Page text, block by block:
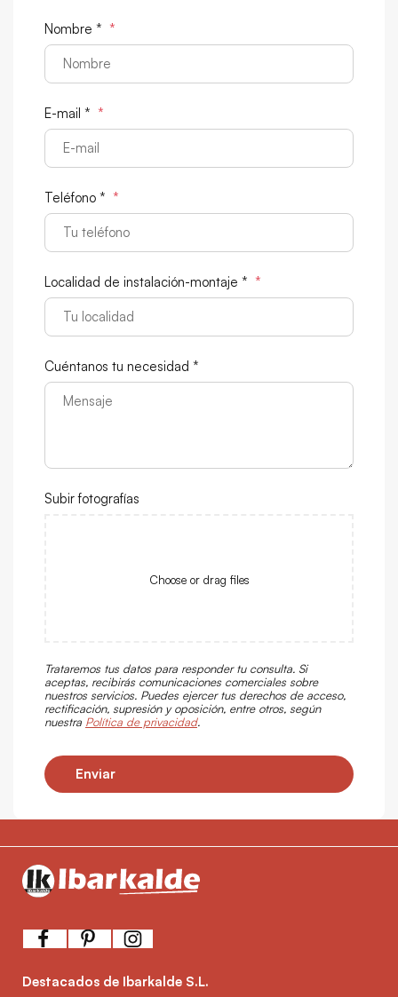
Nombre * *
E-mail * *
Teléfono * *
Localidad de instalación-montaje * *
Cuéntanos tu necesidad *
Subir fotografías
Choose or drag files
Trataremos tus datos para responder tu consulta. Si
aceptas, recibirás comunicaciones comerciales sobre
nuestros servicios. Puedes ejercer tus derechos de acceso,
rectificación, supresión y oposición, entre otros, según
nuestra Política de privacidad.
Enviar
Destacados de Ibarkalde S.L.